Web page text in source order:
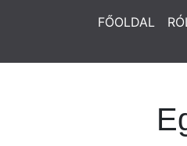
FŐOLDAL